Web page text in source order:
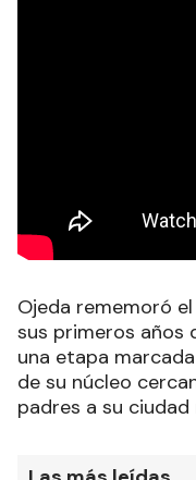
Ojeda rememoró
sus primeros años
una etapa
de su núcleo
padres a su ciudad